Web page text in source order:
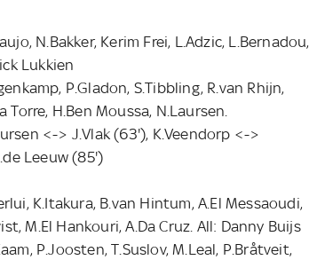
N.Bakker, Kerim Frei, L.Adzic, L.Bernadou,
Lukkien
P.Gladon, S.Tibbling, R.van Rhijn,
Torre, H.Ben Moussa, N.Laursen.
<-> J.Vlak (63'), K.Veendorp <->
Leeuw (85')
K.Itakura, B.van Hintum, A.El Messaoudi,
M.El Hankouri, A.Da Cruz. All: Danny Buijs
P.Joosten, T.Suslov, M.Leal, P.Bråtveit,